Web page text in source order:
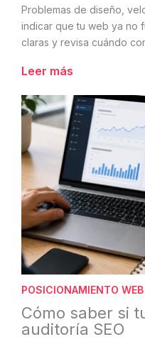
Problemas de diseño,
indicar que tu web ya no
claras y revisa cuándo
Leer más
POSICIONAMIENTO WEB
Cómo saber si
auditoría SEO